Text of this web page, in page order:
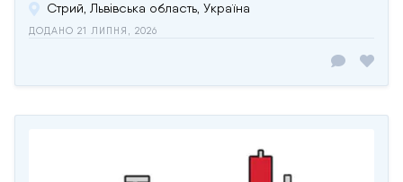
Стрий, Львівська область, Україна
ДОДАНО 21 ЛИПНЯ, 2026